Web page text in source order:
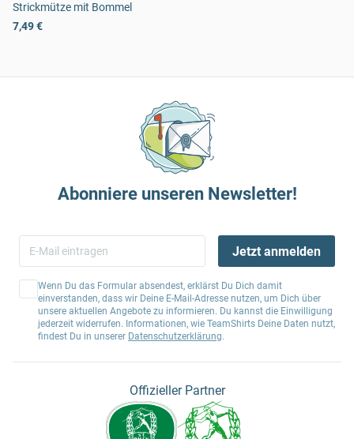
Strickmütze mit Bommel
7,49 €
Abonniere unseren Newsletter!
Jetzt anmelden
Wenn Du das Formular absendest, erklärst Du Dich damit
einverstanden, dass wir Deine E-Mail-Adresse nutzen, um Dich über
unsere aktuellen Angebote zu informieren. Du kannst die Einwilligung
jederzeit widerrufen. Informationen, wie TeamShirts Deine Daten nutzt,
findest Du in unserer Datenschutzerklärung.
Offizieller Partner